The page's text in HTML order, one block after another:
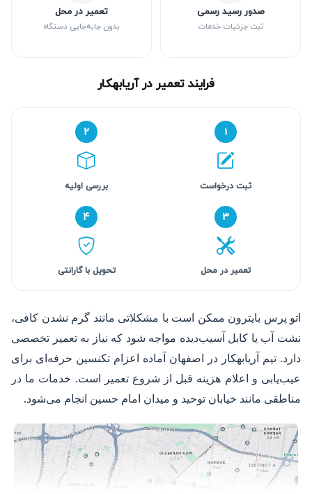
صدور رسید رسمی
ثبت جزئیات خدمات
تعمیر در محل
بدون جابه‌جایی دستگاه
فرایند تعمیر در آریابهکار
۱
ثبت درخواست
۲
بررسی اولیه
۳
تعمیر در محل
۴
تحویل با گارانتی
اتو پرس بایترون ممکن است با مشکلاتی مانند گرم نشدن کافی،
نشت آب یا کابل آسیب‌دیده مواجه شود که نیاز به تعمیر تخصصی
دارد. تیم آریابهکار در اصفهان آماده اعزام تکنسین حرفه‌ای برای
عیب‌یابی و اعلام هزینه قبل از شروع تعمیر است. خدمات ما در
مناطقی مانند خیابان توحید و میدان امام حسین انجام می‌شود.